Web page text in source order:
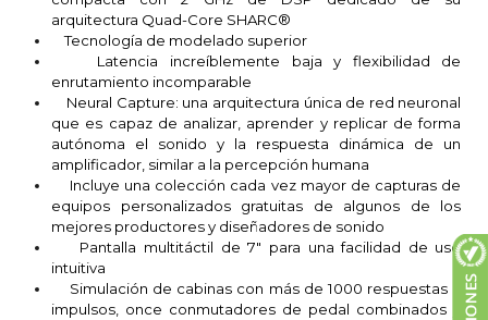
arquitectura Quad-Core SHARC®
Tecnología de modelado superior
Latencia increíblemente baja y flexibilidad de
enrutamiento incomparable
Neural Capture: una arquitectura única de red neuronal
que es capaz de analizar, aprender y replicar de forma
autónoma el sonido y la respuesta dinámica de un
amplificador, similar a la percepción humana
Incluye una colección cada vez mayor de capturas de
equipos personalizados gratuitas de algunos de los
mejores productores y diseñadores de sonido
Pantalla multitáctil de 7" para una facilidad de uso
intuitiva
Simulación de cabinas con más de 1000 respuestas a
impulsos, once conmutadores de pedal combinados y